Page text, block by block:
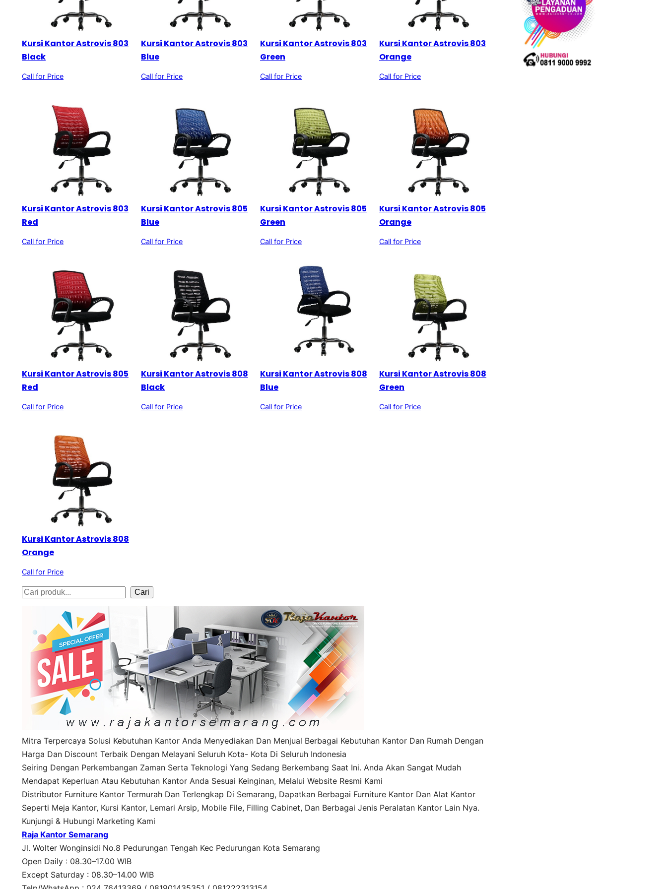
Kursi Kantor Astrovis 803
Black
Call for Price
Kursi Kantor Astrovis 803
Blue
Call for Price
Kursi Kantor Astrovis 803
Green
Call for Price
Kursi Kantor Astrovis 803
Orange
Call for Price
Kursi Kantor Astrovis 803
Red
Call for Price
Kursi Kantor Astrovis 805
Blue
Call for Price
Kursi Kantor Astrovis 805
Green
Call for Price
Kursi Kantor Astrovis 805
Orange
Call for Price
Kursi Kantor Astrovis 805
Red
Call for Price
Kursi Kantor Astrovis 808
Black
Call for Price
Kursi Kantor Astrovis 808
Blue
Call for Price
Kursi Kantor Astrovis 808
Green
Call for Price
Kursi Kantor Astrovis 808
Orange
Call for Price
S
Cari
Mitra Terpercaya Solusi Kebutuhan Kantor Anda Menyediakan Dan Menjual Berbagai Kebutuhan Kantor Dan Rumah Dengan
Harga Dan Discount Terbaik Dengan Melayani Seluruh Kota- Kota Di Seluruh Indonesia
Seiring Dengan Perkembangan Zaman Serta Teknologi Yang Sedang Berkembang Saat Ini. Anda Akan Sangat Mudah
Mendapat Keperluan Atau Kebutuhan Kantor Anda Sesuai Keinginan, Melalui Website Resmi Kami
Distributor Furniture Kantor Termurah Dan Terlengkap Di Semarang, Dapatkan Berbagai Furniture Kantor Dan Alat Kantor
Seperti Meja Kantor, Kursi Kantor, Lemari Arsip, Mobile File, Filling Cabinet, Dan Berbagai Jenis Peralatan Kantor Lain Nya.
Kunjungi & Hubungi Marketing Kami
Raja Kantor Semarang
Jl. Wolter Wonginsidi No.8 Pedurungan Tengah Kec Pedurungan Kota Semarang
Open Daily : 08.30–17.00 WIB
Except Saturday : 08.30–14.00 WIB